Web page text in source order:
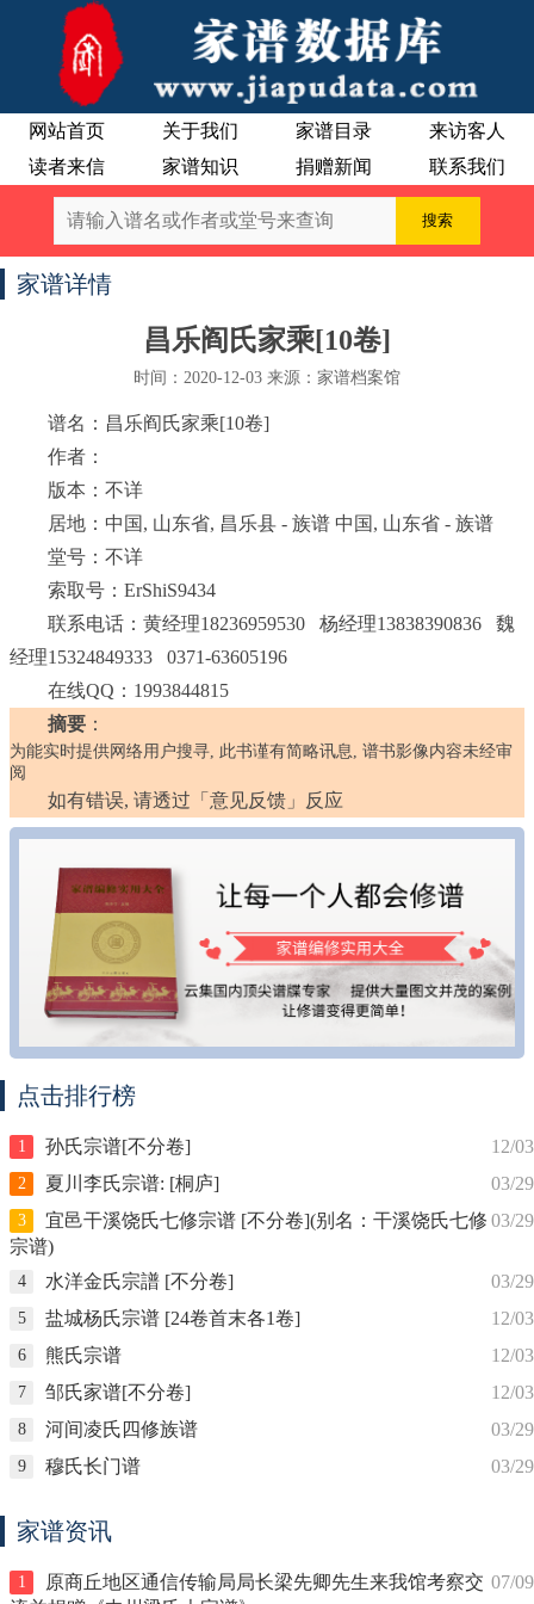
网站首页 关于我们 家谱目录
来访客人
读者来信
家谱知识 捐赠新闻 联系我们
家谱详情
昌乐阎氏家乘[10卷]
时间：2020-12-03 来源：家谱档案馆
谱名：昌乐阎氏家乘[10卷]
作者：
版本：不详
居地：中国, 山东省, 昌乐县 - 族谱 中国, 山东省 - 族谱
堂号：不详
索取号：ErShiS9434
联系电话：黄经理18236959530 杨经理13838390836 魏
经理15324849333 0371-63605196
在线QQ：1993844815
摘要 ：
为能实时提供网络用户搜寻, 此书谨有简略讯息, 谱书影像内容未经审
阅
如有错误, 请透过「意见反馈」反应
点击排行榜
12/03
1
孙氏宗谱[不分卷]
03/29
2
夏川李氏宗谱: [桐庐]
03/29
3 宜邑干溪饶氏七修宗谱 [不分卷](别名：干溪饶氏七修
宗谱)
03/29
4
水洋金氏宗譜 [不分卷]
12/03
5
盐城杨氏宗谱 [24卷首末各1卷]
12/03
6
熊氏宗谱
12/03
7
邹氏家谱[不分卷]
03/29
8
河间凌氏四修族谱
03/29
9 穆氏长门谱
家谱资讯
07/09
1 原商丘地区通信传输局局长梁先卿先生来我馆考察交